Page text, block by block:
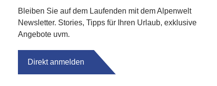
Bleiben Sie auf dem Laufenden mit dem Alpenwelt
Newsletter. Stories, Tipps für Ihren Urlaub, exklusive
Angebote uvm.
Direkt anmelden